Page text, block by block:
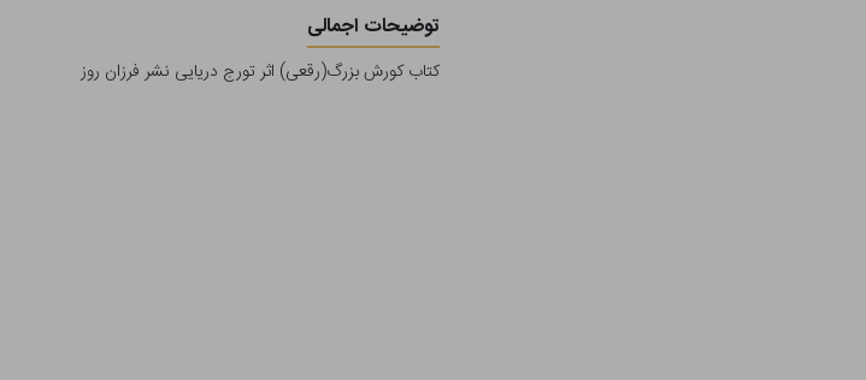
توضیحات اجمالی
کتاب کورش بزرگ(رقعی) اثر تورج دریایی نشر فرزان روز